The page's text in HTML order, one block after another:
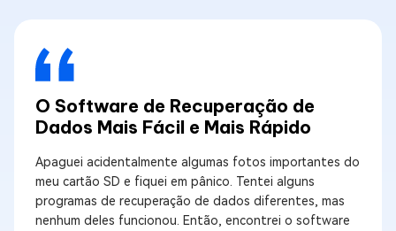
O Software de Recuperação de
Dados Mais Fácil e Mais Rápido
Apaguei acidentalmente algumas fotos importantes do
meu cartão SD e fiquei em pânico. Tentei alguns
programas de recuperação de dados diferentes, mas
nenhum deles funcionou. Então, encontrei o software